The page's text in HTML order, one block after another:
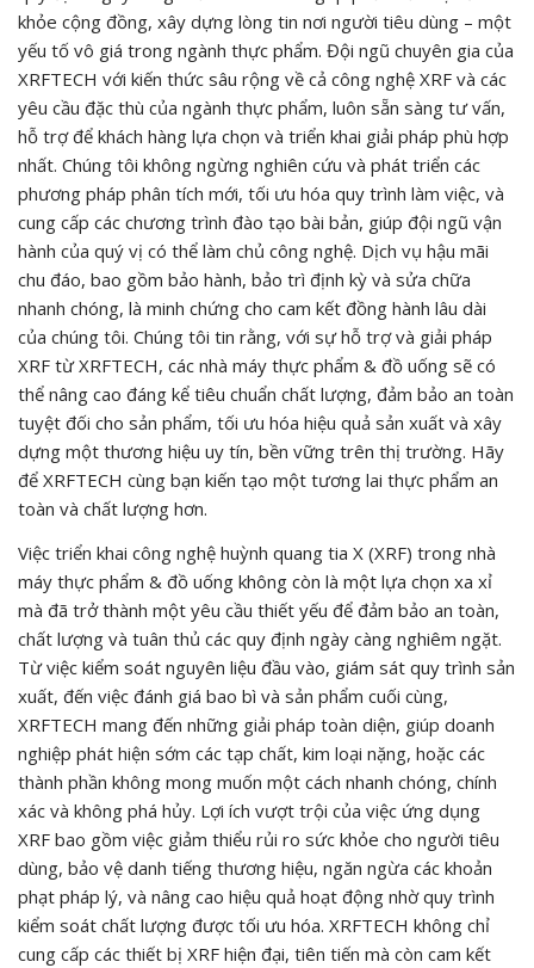
khỏe cộng đồng, xây dựng lòng tin nơi người tiêu dùng – một
yếu tố vô giá trong ngành thực phẩm. Đội ngũ chuyên gia của
XRFTECH với kiến thức sâu rộng về cả công nghệ XRF và các
yêu cầu đặc thù của ngành thực phẩm, luôn sẵn sàng tư vấn,
hỗ trợ để khách hàng lựa chọn và triển khai giải pháp phù hợp
nhất. Chúng tôi không ngừng nghiên cứu và phát triển các
phương pháp phân tích mới, tối ưu hóa quy trình làm việc, và
cung cấp các chương trình đào tạo bài bản, giúp đội ngũ vận
hành của quý vị có thể làm chủ công nghệ. Dịch vụ hậu mãi
chu đáo, bao gồm bảo hành, bảo trì định kỳ và sửa chữa
nhanh chóng, là minh chứng cho cam kết đồng hành lâu dài
của chúng tôi. Chúng tôi tin rằng, với sự hỗ trợ và giải pháp
XRF từ XRFTECH, các nhà máy thực phẩm & đồ uống sẽ có
thể nâng cao đáng kể tiêu chuẩn chất lượng, đảm bảo an toàn
tuyệt đối cho sản phẩm, tối ưu hóa hiệu quả sản xuất và xây
dựng một thương hiệu uy tín, bền vững trên thị trường. Hãy
để XRFTECH cùng bạn kiến tạo một tương lai thực phẩm an
toàn và chất lượng hơn.
Việc triển khai công nghệ huỳnh quang tia X (XRF) trong nhà
máy thực phẩm & đồ uống không còn là một lựa chọn xa xỉ
mà đã trở thành một yêu cầu thiết yếu để đảm bảo an toàn,
chất lượng và tuân thủ các quy định ngày càng nghiêm ngặt.
Từ việc kiểm soát nguyên liệu đầu vào, giám sát quy trình sản
xuất, đến việc đánh giá bao bì và sản phẩm cuối cùng,
XRFTECH mang đến những giải pháp toàn diện, giúp doanh
nghiệp phát hiện sớm các tạp chất, kim loại nặng, hoặc các
thành phần không mong muốn một cách nhanh chóng, chính
xác và không phá hủy. Lợi ích vượt trội của việc ứng dụng
XRF bao gồm việc giảm thiểu rủi ro sức khỏe cho người tiêu
dùng, bảo vệ danh tiếng thương hiệu, ngăn ngừa các khoản
phạt pháp lý, và nâng cao hiệu quả hoạt động nhờ quy trình
kiểm soát chất lượng được tối ưu hóa. XRFTECH không chỉ
cung cấp các thiết bị XRF hiện đại, tiên tiến mà còn cam kết